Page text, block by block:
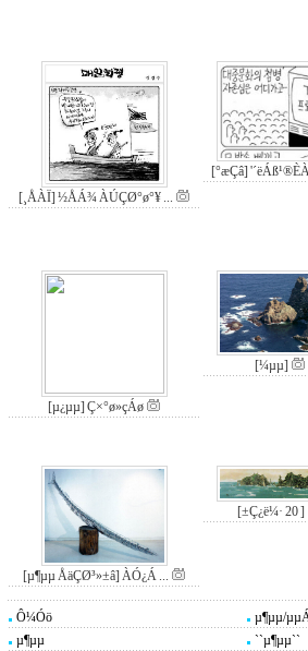
[¸ÅÀÏ] ½ÅÁ¾ ÀÚÇØ°ø°¥ ...
[°æÇâ]
[µ¿µµ] Ç×°ø»çÁø
[¼­µµ]
[µ¶µµ ÅäÇØ³»±â] ÀÓ¿Á ...
[±Ç¿ë¼· 20 ]
Ô¼Óö
µ¶µµ/
µ¶µµ
``µ¶µµ``